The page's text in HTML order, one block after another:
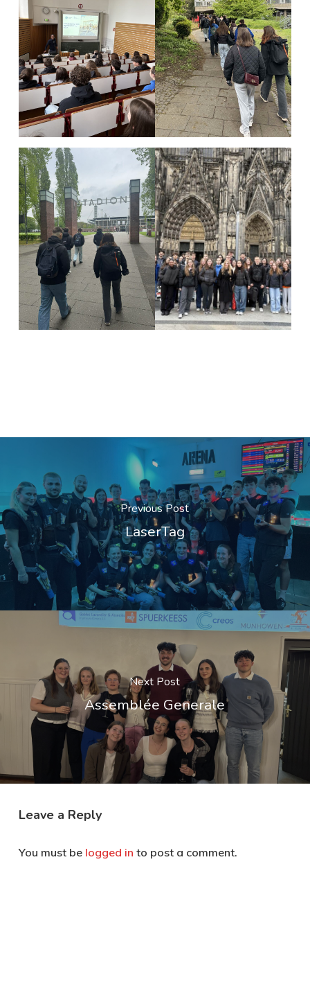
Previous Post
LaserTag
Next Post
Assemblée Generale
Leave a Reply
You must be logged in to post a comment.